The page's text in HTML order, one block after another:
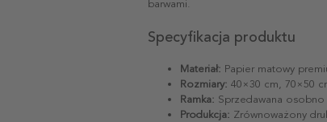
barwami.
Specyfikacja produktu
Materiał: Papier matowy
Rozmiary: 40×30 cm, 70×50
Ramka: Sprzedawana
Produkcja: Zrównoważony